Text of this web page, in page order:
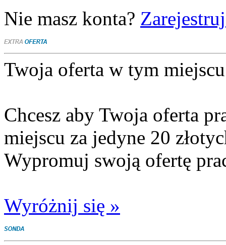
Nie masz konta?
Twoja oferta w tym
Chcesz aby Twoja oferta
miejscu za jedyne 20
Wypromuj swoją ofertę
Wyróżnij się »